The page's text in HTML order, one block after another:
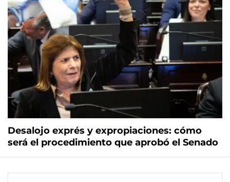
Desalojo exprés y expropiaciones: cómo
será el procedimiento que aprobó el Senado